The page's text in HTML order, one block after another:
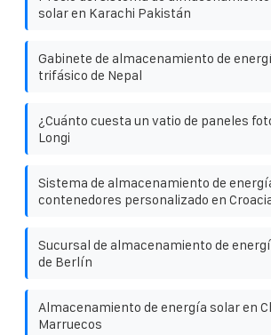
solar en Karachi Pakistán
Gabinete de almacenamiento de
trifásico de Nepal
¿Cuánto cuesta un vatio de paneles
Longi
Sistema de almacenamiento de
contenedores personalizado en
Sucursal de almacenamiento de
de Berlín
Almacenamiento de energía solar en
Marruecos